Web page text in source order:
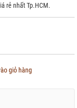
rẻ nhất Tp.HCM.
giỏ hàng